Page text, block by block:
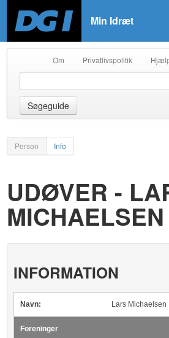
Min Idræt
Om Privatlivspolitik
Søgeguide
Person Info
UDØVER -
MICHAELSEN
INFORMATION
Navn: Lars Michaelsen
Foreninger